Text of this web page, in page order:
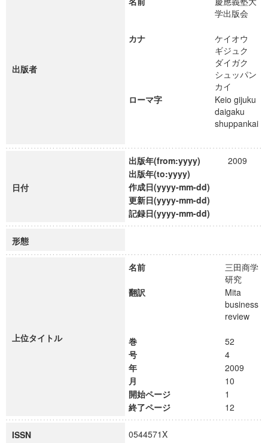
出版者
学出版会
カナ
ケイオウ
ギジュク
ダイガク
シュッパン
カイ
ローマ字
Keio gijuku
daigaku
shuppankai
日付
出版年(from:yyyy)
2009
出版年(to:yyyy)
作成日(yyyy-mm-dd)
更新日(yyyy-mm-dd)
記録日(yyyy-mm-dd)
形態
上位タイトル
名前
三田商学
研究
翻訳
Mita
business
review
巻
52
号
4
年
2009
月
10
開始ページ
1
終了ページ
12
ISSN 0544571X